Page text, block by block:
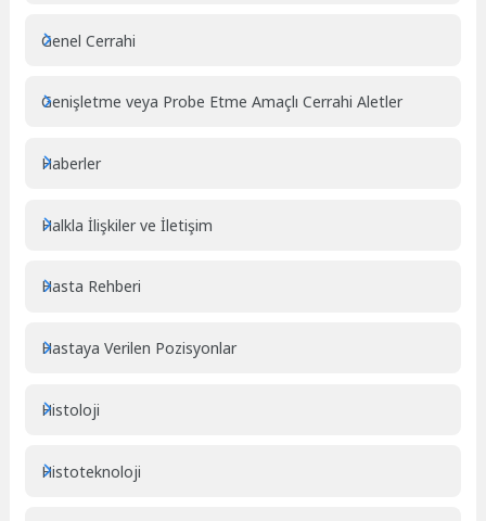
Genel Cerrahi
Genişletme veya Probe Etme Amaçlı Cerrahi Aletler
Haberler
Halkla İlişkiler ve İletişim
Hasta Rehberi
Hastaya Verilen Pozisyonlar
Histoloji
Histoteknoloji